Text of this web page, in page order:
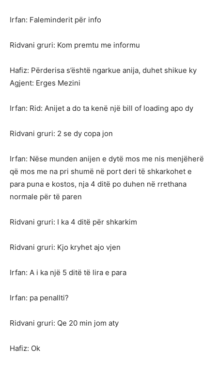
Irfan: Faleminderit për info
Ridvani gruri: Kom premtu me informu
Hafiz: Përderisa s’është ngarkue anija, duhet shikue ky
Agjent: Erges Mezini
Irfan: Rid: Anijet a do ta kenë një bill of loading apo dy
Ridvani gruri: 2 se dy copa jon
Irfan: Nëse munden anijen e dytë mos me nis menjëherë
që mos me na pri shumë në port deri të shkarkohet e
para puna e kostos, nja 4 ditë po duhen në rrethana
normale për të paren
Ridvani gruri: I ka 4 ditë për shkarkim
Ridvani gruri: Kjo kryhet ajo vjen
Irfan: A i ka një 5 ditë të lira e para
Irfan: pa penallti?
Ridvani gruri: Qe 20 min jom aty
Hafiz: Ok